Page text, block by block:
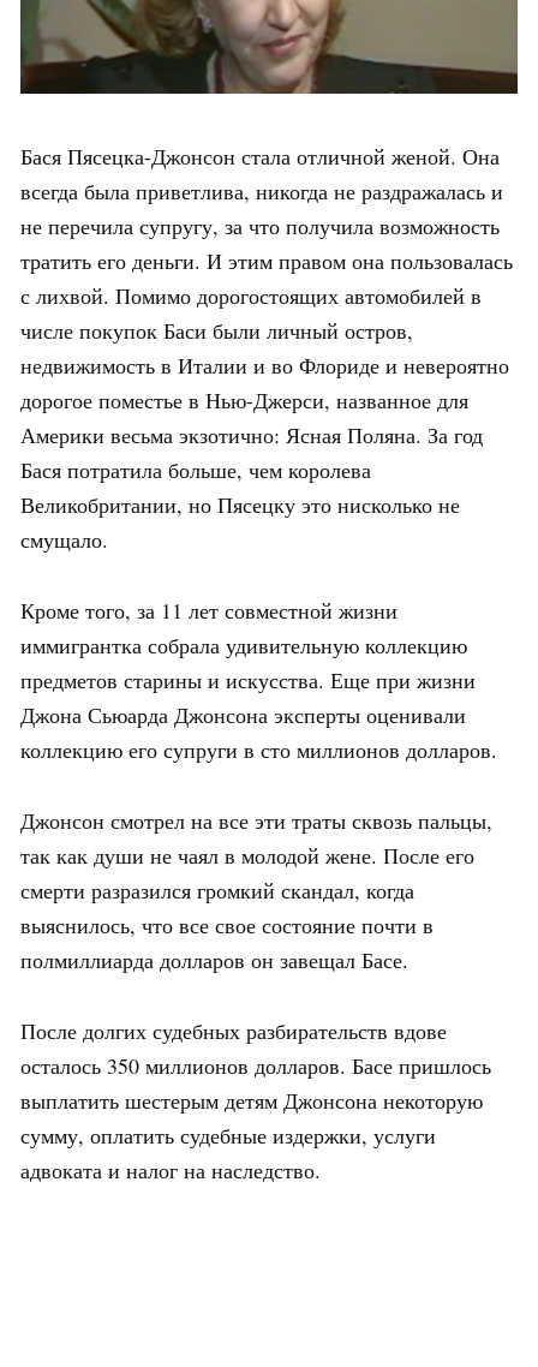
Бася Пясецка-Джонсон стала отличной женой. Она
всегда была приветлива, никогда не раздражалась и
не перечила супругу, за что получила возможность
тратить его деньги. И этим правом она пользовалась
с лихвой. Помимо дорогостоящих автомобилей в
числе покупок Баси были личный остров,
недвижимость в Италии и во Флориде и невероятно
дорогое поместье в Нью-Джерси, названное для
Америки весьма экзотично: Ясная Поляна. За год
Бася потратила больше, чем королева
Великобритании, но Пясецку это нисколько не
смущало.
Кроме того, за 11 лет совместной жизни
иммигрантка собрала удивительную коллекцию
предметов старины и искусства. Еще при жизни
Джона Сьюарда Джонсона эксперты оценивали
коллекцию его супруги в сто миллионов долларов.
Джонсон смотрел на все эти траты сквозь пальцы,
так как души не чаял в молодой жене. После его
смерти разразился громкий скандал, когда
выяснилось, что все свое состояние почти в
полмиллиарда долларов он завещал Басе.
После долгих судебных разбирательств вдове
осталось 350 миллионов долларов. Басе пришлось
выплатить шестерым детям Джонсона некоторую
сумму, оплатить судебные издержки, услуги
адвоката и налог на наследство.